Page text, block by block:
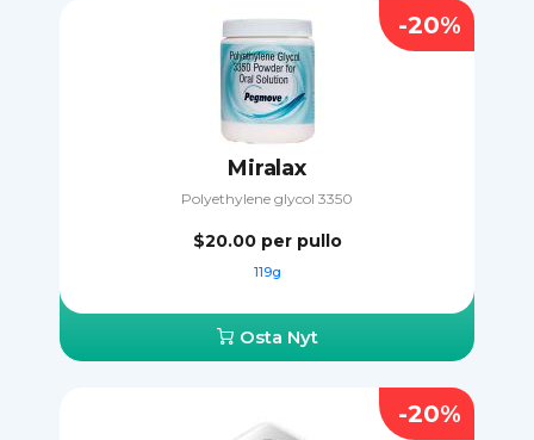
Miralax
Polyethylene glycol 3350
$20.00 per pullo
119g
Osta Nyt
-20%
-20%